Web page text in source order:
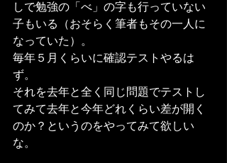
しで勉強の「べ」の字も行っていない
子もいる（おそらく筆者もその一人に
なっていた）。
毎年５月くらいに確認テストやるは
ず。
それを去年と全く同じ問題でテストし
てみて去年と今年どれくらい差が開く
のか？というのをやってみて欲しい
な。